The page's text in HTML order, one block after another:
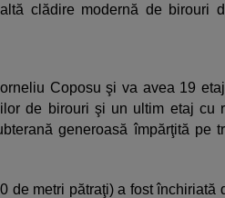
clădire modernă de birouri
Coposu şi va avea 19
de birouri şi un ultim etaj cu
generoasă împărţită pe
de metri pătraţi) a fost închiriată